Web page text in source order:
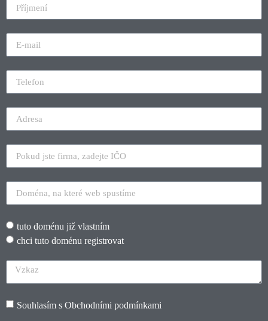
tuto doménu již vlastním
chci tuto doménu registrovat
Souhlasím s Obchodními podmínkami